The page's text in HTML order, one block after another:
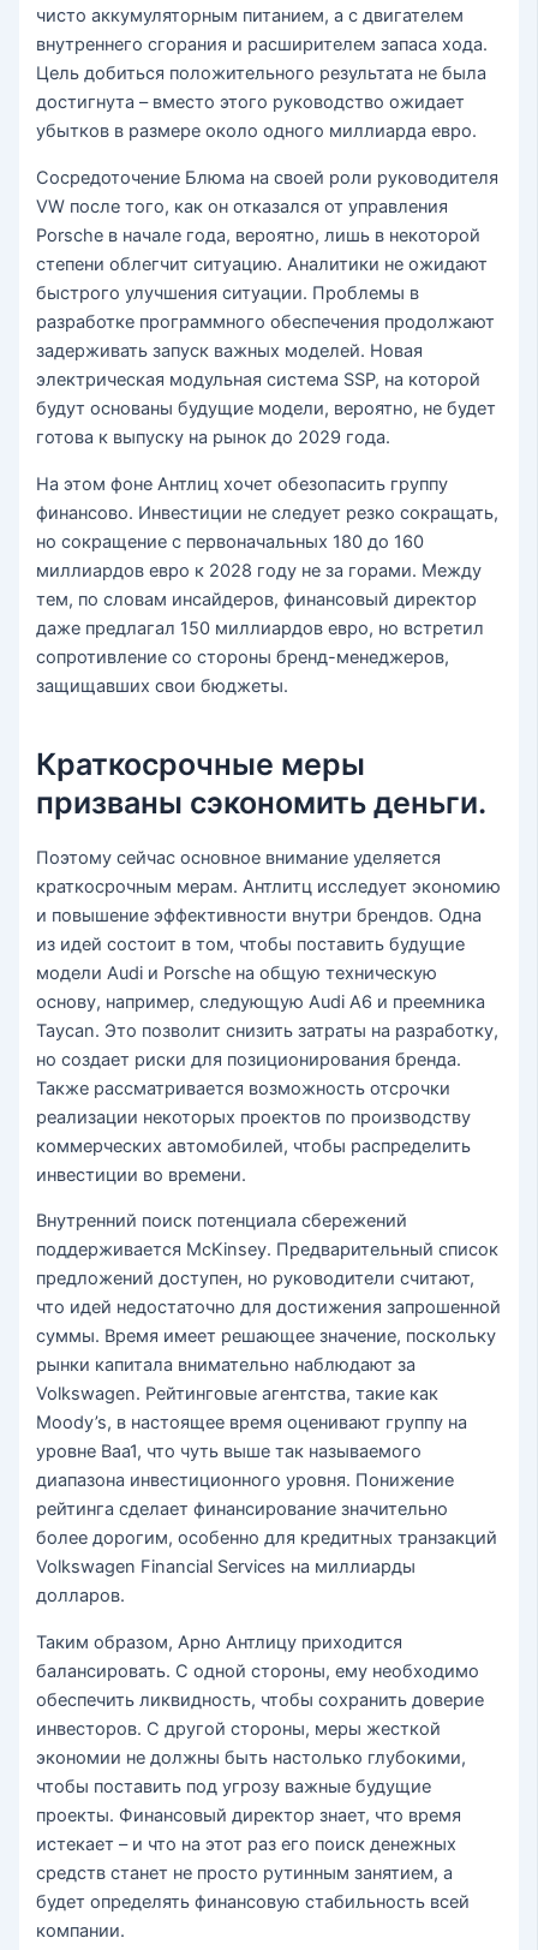
чисто аккумуляторным питанием, а с двигателем
внутреннего сгорания и расширителем запаса хода.
Цель добиться положительного результата не была
достигнута – вместо этого руководство ожидает
убытков в размере около одного миллиарда евро.
Сосредоточение Блюма на своей роли руководителя
VW после того, как он отказался от управления
Porsche в начале года, вероятно, лишь в некоторой
степени облегчит ситуацию. Аналитики не ожидают
быстрого улучшения ситуации. Проблемы в
разработке программного обеспечения продолжают
задерживать запуск важных моделей. Новая
электрическая модульная система SSP, на которой
будут основаны будущие модели, вероятно, не будет
готова к выпуску на рынок до 2029 года.
На этом фоне Антлиц хочет обезопасить группу
финансово. Инвестиции не следует резко сокращать,
но сокращение с первоначальных 180 до 160
миллиардов евро к 2028 году не за горами. Между
тем, по словам инсайдеров, финансовый директор
даже предлагал 150 миллиардов евро, но встретил
сопротивление со стороны бренд-менеджеров,
защищавших свои бюджеты.
Краткосрочные меры
призваны сэкономить деньги.
Поэтому сейчас основное внимание уделяется
краткосрочным мерам. Антлитц исследует экономию
и повышение эффективности внутри брендов. Одна
из идей состоит в том, чтобы поставить будущие
модели Audi и Porsche на общую техническую
основу, например, следующую Audi A6 и преемника
Taycan. Это позволит снизить затраты на разработку,
но создает риски для позиционирования бренда.
Также рассматривается возможность отсрочки
реализации некоторых проектов по производству
коммерческих автомобилей, чтобы распределить
инвестиции во времени.
Внутренний поиск потенциала сбережений
поддерживается McKinsey. Предварительный список
предложений доступен, но руководители считают,
что идей недостаточно для достижения запрошенной
суммы. Время имеет решающее значение, поскольку
рынки капитала внимательно наблюдают за
Volkswagen. Рейтинговые агентства, такие как
Moody’s, в настоящее время оценивают группу на
уровне Baa1, что чуть выше так называемого
диапазона инвестиционного уровня. Понижение
рейтинга сделает финансирование значительно
более дорогим, особенно для кредитных транзакций
Volkswagen Financial Services на миллиарды
долларов.
Таким образом, Арно Антлицу приходится
балансировать. С одной стороны, ему необходимо
обеспечить ликвидность, чтобы сохранить доверие
инвесторов. С другой стороны, меры жесткой
экономии не должны быть настолько глубокими,
чтобы поставить под угрозу важные будущие
проекты. Финансовый директор знает, что время
истекает – и что на этот раз его поиск денежных
средств станет не просто рутинным занятием, а
будет определять финансовую стабильность всей
компании.